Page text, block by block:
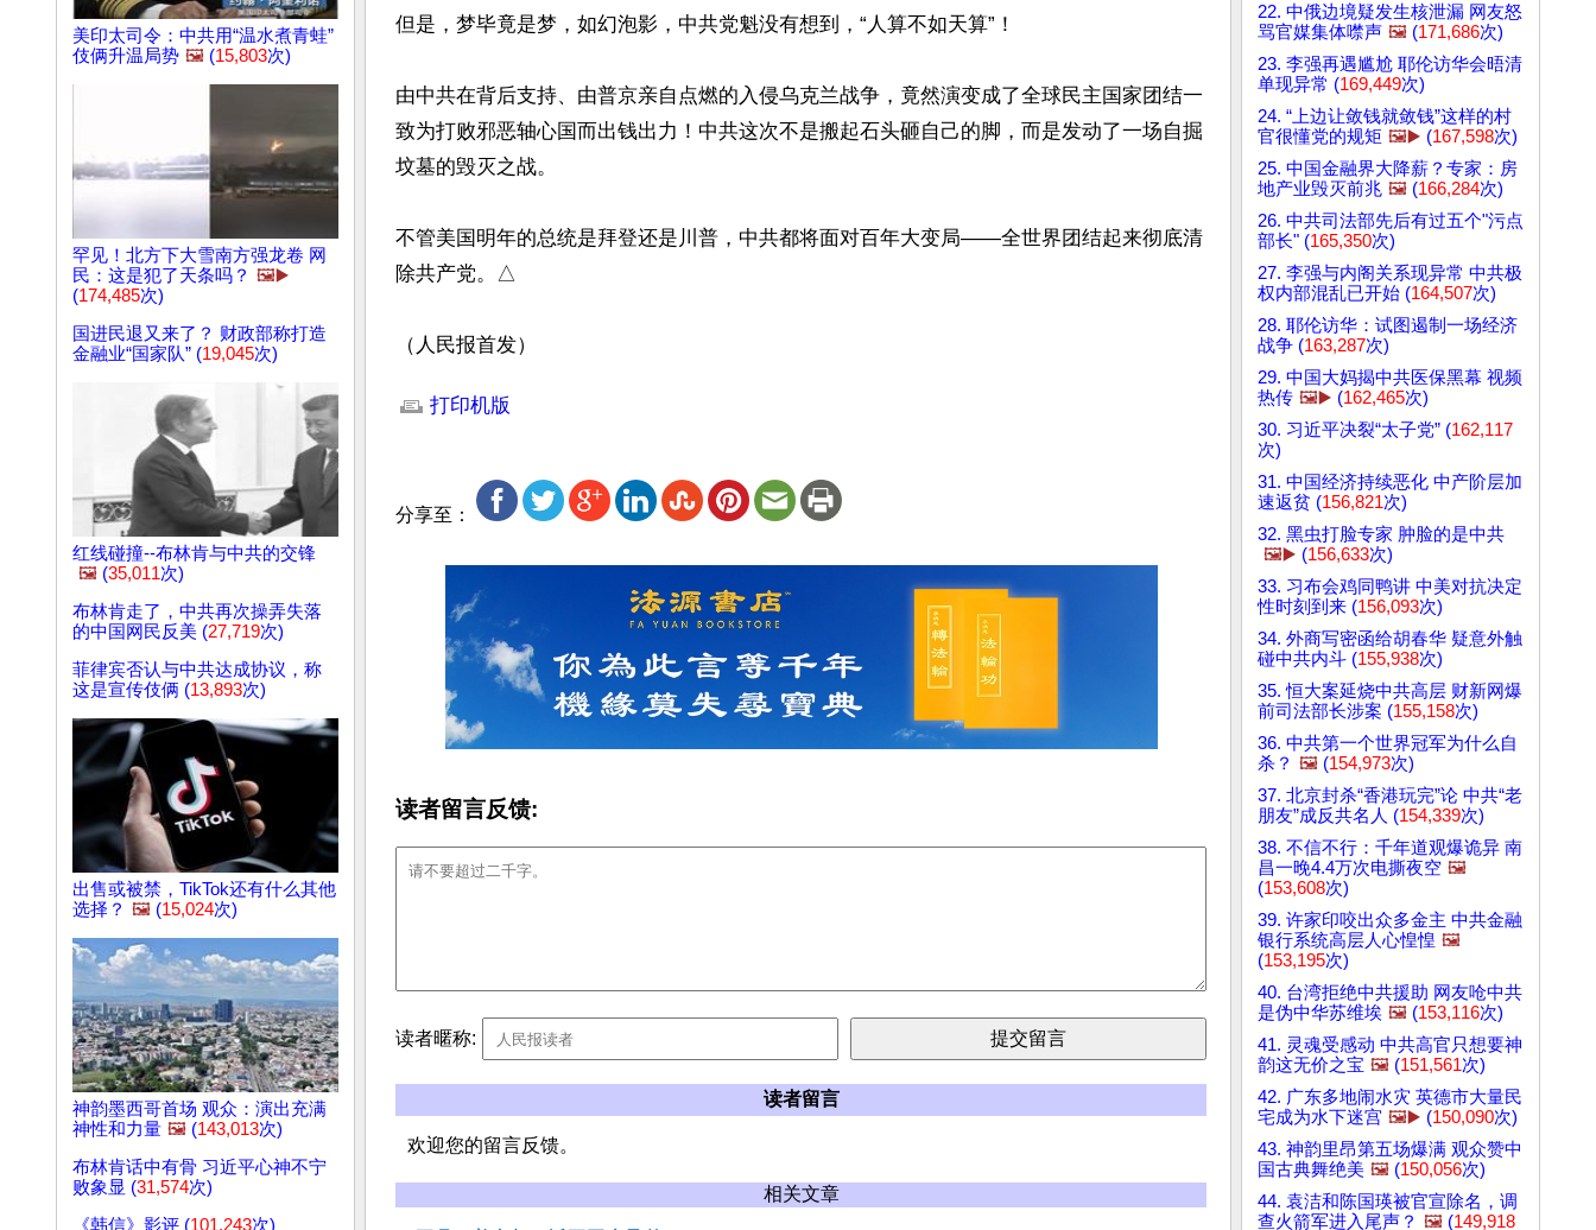
美印太司令：中共用“温水煮青蛙”
伎俩升温局势 🖼️ (15,803次)
罕见！北方下大雪南方强龙卷 网
民：这是犯了天条吗？ 🖼️▶️
(174,485次)
国进民退又来了？ 财政部称打造
金融业“国家队” (19,045次)
红线碰撞--布林肯与中共的交锋
🖼️ (35,011次)
布林肯走了，中共再次操弄失落
的中国网民反美 (27,719次)
菲律宾否认与中共达成协议，称
这是宣传伎俩 (13,893次)
出售或被禁，TikTok还有什么其他
选择？ 🖼️ (15,024次)
神韵墨西哥首场 观众：演出充满
神性和力量 🖼️ (143,013次)
布林肯话中有骨 习近平心神不宁
败象显 (31,574次)
《韩信》影评 (101,243次)
但是，梦毕竟是梦，如幻泡影，中共党魁没有想到，“人算不如天算”！
由中共在背后支持、由普京亲自点燃的入侵乌克兰战争，竟然演变成了全球民主国家团结一
致为打败邪恶轴心国而出钱出力！中共这次不是搬起石头砸自己的脚，而是发动了一场自掘
坟墓的毁灭之战。
不管美国明年的总统是拜登还是川普，中共都将面对百年大变局——全世界团结起来彻底清
除共产党。△
（人民报首发）
打印机版
分享至：
读者留言反馈:
读者暱称:
读者留言
欢迎您的留言反馈。
相关文章
22. 中俄边境疑发生核泄漏 网友怒
骂官媒集体噤声 🖼️ (171,686次)
23. 李强再遇尴尬 耶伦访华会晤清
单现异常 (169,449次)
24. “上边让敛钱就敛钱”这样的村
官很懂党的规矩 🖼️▶️ (167,598次)
25. 中国金融界大降薪？专家：房
地产业毁灭前兆 🖼️ (166,284次)
26. 中共司法部先后有过五个"污点
部长" (165,350次)
27. 李强与内阁关系现异常 中共极
权内部混乱已开始 (164,507次)
28. 耶伦访华：试图遏制一场经济
战争 (163,287次)
29. 中国大妈揭中共医保黑幕 视频
热传 🖼️▶️ (162,465次)
30. 习近平决裂“太子党” (162,117
次)
31. 中国经济持续恶化 中产阶层加
速返贫 (156,821次)
32. 黑虫打脸专家 肿脸的是中共
🖼️▶️ (156,633次)
33. 习布会鸡同鸭讲 中美对抗决定
性时刻到来 (156,093次)
34. 外商写密函给胡春华 疑意外触
碰中共内斗 (155,938次)
35. 恒大案延烧中共高层 财新网爆
前司法部长涉案 (155,158次)
36. 中共第一个世界冠军为什么自
杀？ 🖼️ (154,973次)
37. 北京封杀“香港玩完”论 中共“老
朋友”成反共名人 (154,339次)
38. 不信不行：千年道观爆诡异 南
昌一晚4.4万次电撕夜空 🖼️
(153,608次)
39. 许家印咬出众多金主 中共金融
银行系统高层人心惶惶 🖼️
(153,195次)
40. 台湾拒绝中共援助 网友呛中共
是伪中华苏维埃 🖼️ (153,116次)
41. 灵魂受感动 中共高官只想要神
韵这无价之宝 🖼️ (151,561次)
42. 广东多地闹水灾 英德市大量民
宅成为水下迷宫 🖼️▶️ (150,090次)
43. 神韵里昂第五场爆满 观众赞中
国古典舞绝美 🖼️ (150,056次)
44. 袁洁和陈国瑛被官宣除名，调
查火箭军进入尾声？ 🖼️ (149,918